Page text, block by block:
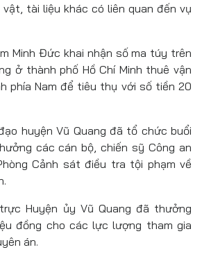
tài liệu khác có liên quan đến vụ
Minh Đức khai nhận số ma túy trên
ở thành phố Hồ Chí Minh thuê vận
phía Nam để tiêu thụ với số tiền 20
huyện Vũ Quang đã tổ chức buổi
các cán bộ, chiến sỹ Công an
Cảnh sát điều tra tội phạm về
Huyện ủy Vũ Quang đã thưởng
đồng cho các lực lượng tham gia
án.